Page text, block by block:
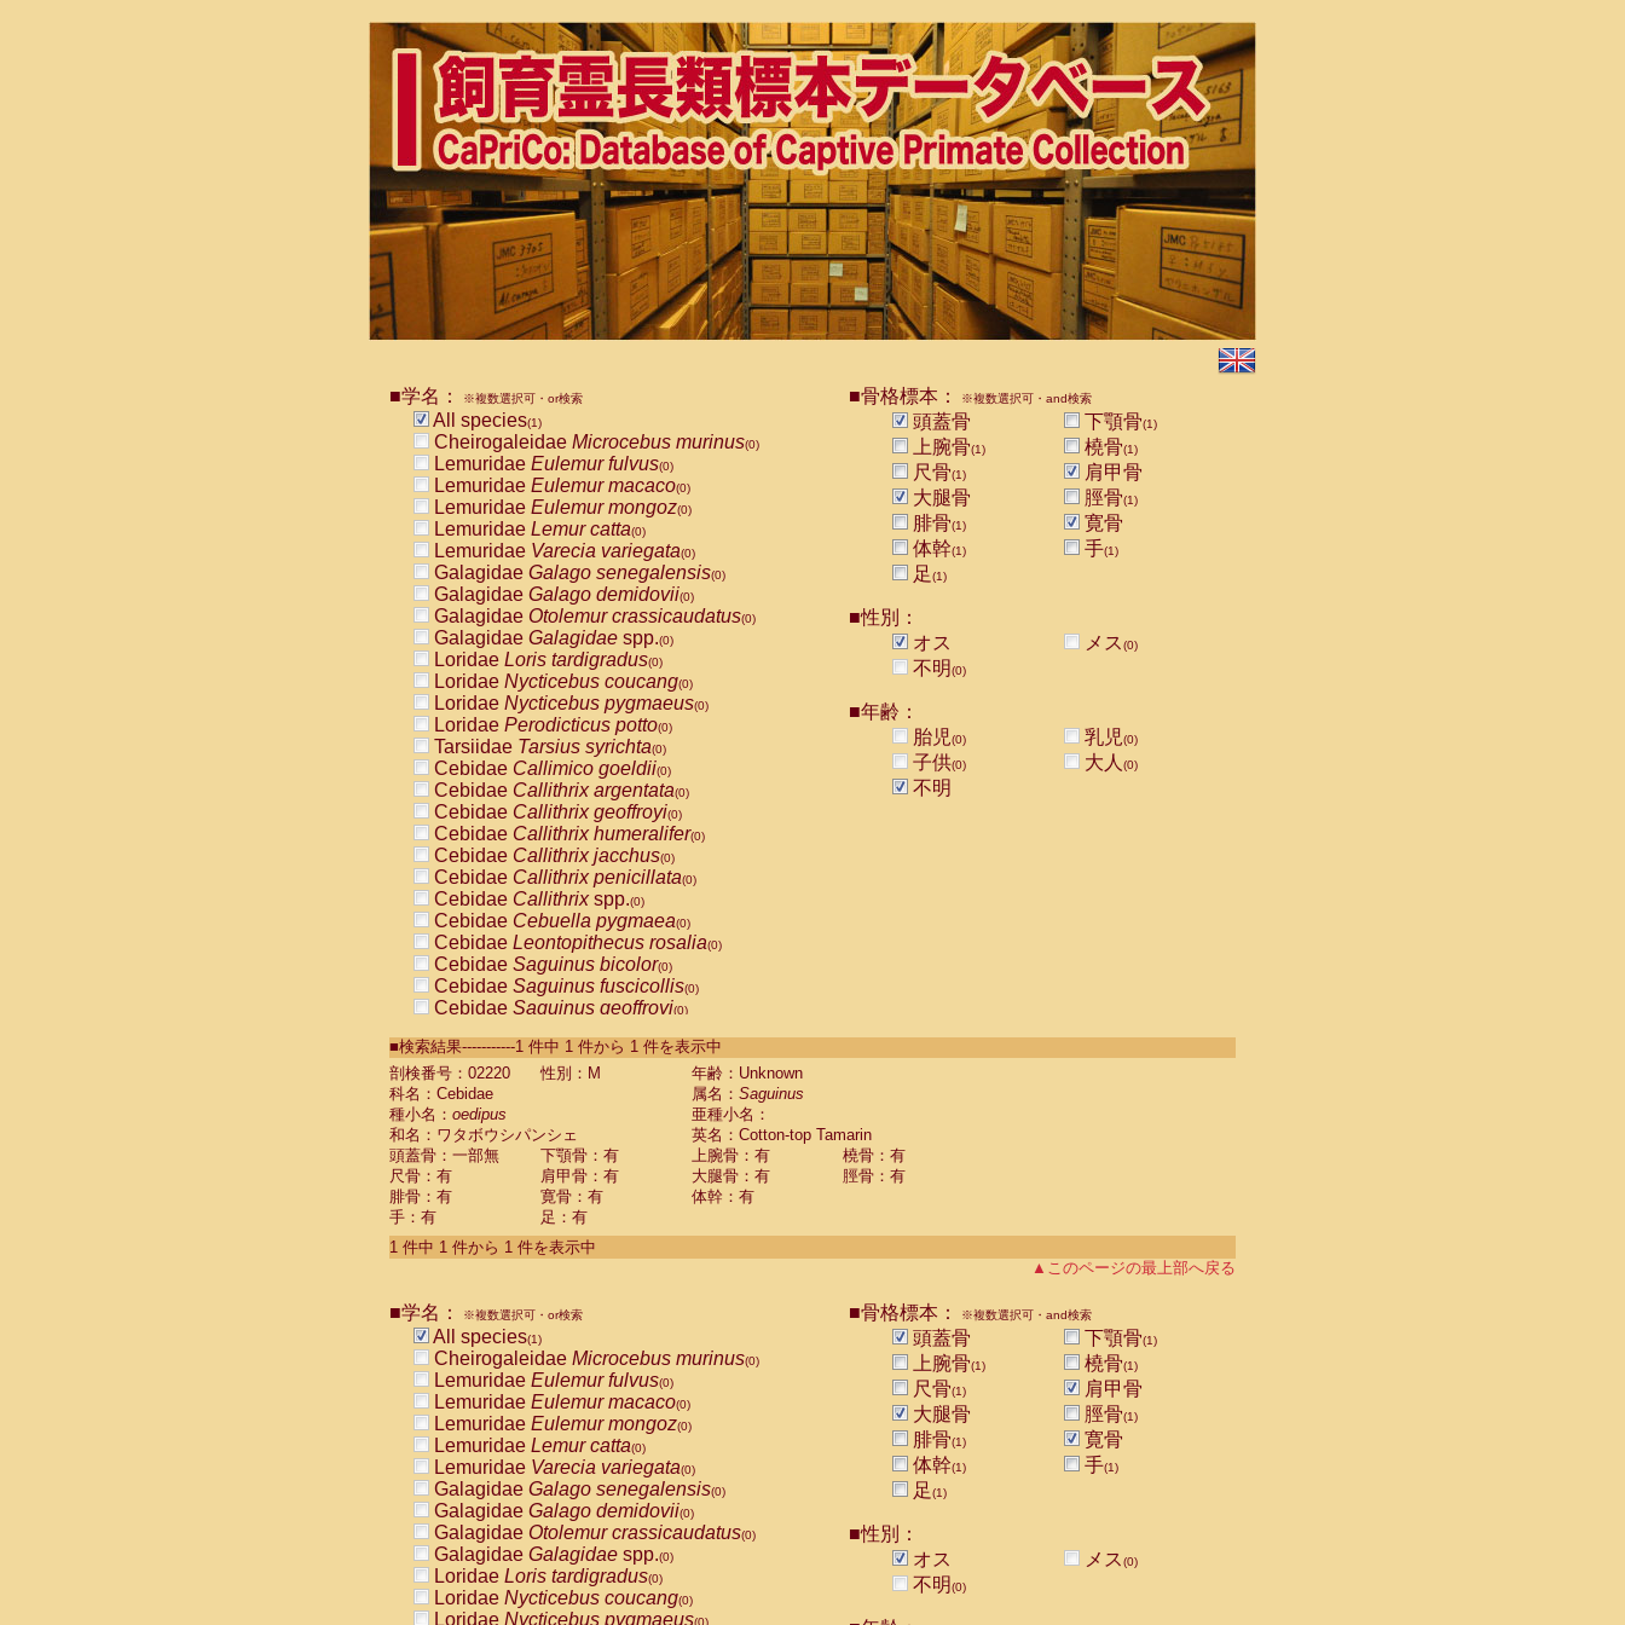
■学名： ※複数選択可・or検索
All species(1)
Cheirogaleidae Microcebus murinus(0)
Lemuridae Eulemur fulvus(0)
Lemuridae Eulemur macaco(0)
Lemuridae Eulemur mongoz(0)
Lemuridae Lemur catta(0)
Lemuridae Varecia variegata(0)
Galagidae Galago senegalensis(0)
Galagidae Galago demidovii(0)
Galagidae Otolemur crassicaudatus(0)
Galagidae Galagidae spp.(0)
Loridae Loris tardigradus(0)
Loridae Nycticebus coucang(0)
Loridae Nycticebus pygmaeus(0)
Loridae Perodicticus potto(0)
Tarsiidae Tarsius syrichta(0)
Cebidae Callimico goeldii(0)
Cebidae Callithrix argentata(0)
Cebidae Callithrix geoffroyi(0)
Cebidae Callithrix humeralifer(0)
Cebidae Callithrix jacchus(0)
Cebidae Callithrix penicillata(0)
Cebidae Callithrixspp.(0)
Cebidae Cebuella pygmaea(0)
Cebidae Leontopithecus rosalia(0)
Cebidae Saguinus bicolor(0)
Cebidae Saguinus fuscicollis(0)
Cebidae Saguinus geoffroyi(0)
CebidaeSaguinus labiatus(0)
Cebidae Saguinus leucopus (0)
Cebidae
Cebidae
CebidaeSaguinus nigricollis (0)
Cebidae Saguinus oedipus
Cebidae Saguinus weddelli
Cebidae Saguinusspp.
Cebidae Aotus trivirgatus
Cebidae Cebus albifrons
CebidaeCebus nigrivittatus
CebidaeCebus
CebidaeSaimiri boliviensis(0)
CebidaeSaimiri sciureus(0)
AtelidaeAlouatta caraya(0)
AtelidaeAlouatta fusca(0)
AtelidaeAlouatta seniculus
AtelidaeAlouattaspp.(0)
AtelidaeAteles belzebuth(0)
AtelidaeAteles geoffroyi(0)
AtelidaeAteles paniscus(0)
AtelidaeAtelesspp.(0)
Atelidae Lagothrix lagothricha
AtelidaeLagothrix lagothricha cana
PitheciidaeCacajao calvus rubicundus
■骨格標本： ※複数選択可・and検索
頭蓋骨 下顎骨(1)
上腕骨(1) 橈骨(1)
尺骨(1)
肩甲骨
大腿骨
脛骨(1)
腓骨(1)
寛骨
体幹(1) 手(1)
足(1)
■性別：
オス
メス(0)
不明(0)
■年齢：
胎児(0) 乳児(0)
子供(0) 大人 (0)
不明
■検索結果-----------1 件中 1 件から 1 件を表示中
剖検番号：02220
性別：M
年齢：Unknown
科名：Cebidae
属名： Saguinus
種小名： oedipus
亜種小名：
和名：ワタボウシパンシェ
英名：Cotton-top Tamarin
頭蓋骨：一部無
下顎骨：有 上腕骨：有
橈骨：有
尺骨：有
肩甲骨：有 大腿骨：有
脛骨：有
腓骨：有
寛骨：有
体幹：有
手：有
足：有
1 件中 1 件から 1 件を表示中
▲このページの最上部へ戻る
■学名： ※複数選択可・or検索
All species(1)
Cheirogaleidae Microcebus murinus(0)
Lemuridae Eulemur fulvus(0)
Lemuridae Eulemur macaco(0)
Lemuridae Eulemur mongoz(0)
Lemuridae Lemur catta(0)
Lemuridae Varecia variegata(0)
Galagidae Galago senegalensis(0)
Galagidae Galago demidovii(0)
Galagidae Otolemur crassicaudatus(0)
Galagidae Galagidae spp.(0)
Loridae Loris tardigradus(0)
Loridae Nycticebus coucang(0)
Loridae Nycticebus pygmaeus(0)
■骨格標本： ※複数選択可・and検索
頭蓋骨 下顎骨(1)
上腕骨(1) 橈骨(1)
尺骨(1)
肩甲骨
大腿骨
脛骨(1)
腓骨(1)
寛骨
体幹(1) 手(1)
足(1)
■性別：
オス
メス(0)
不明(0)